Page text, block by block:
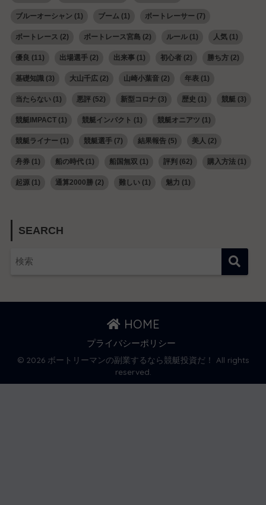
ブルーオーシャン (1) ブーム(1) ボートレーサー (7)
ボートレース (2) ボートレース宮島 (2) ルール(1) 人気(1)
優良 (11) 出場選手(2) 出来事(1) 初心者(2) 勝ち方(2)
基礎知識(3) 大山千広(2) 山崎小葉音(2) 年表(1)
当たらない(1) 悪評(52) 新型コロナ(3) 歴史 (1) 競艇 (3)
競艇IMPACT(1) 競艇インパクト (1) 競艇オニアツ (1)
競艇ライナー (1) 競艇選手(7) 結果報告(5) 美人 (2)
舟券(1) 船の時代(1) 船国無双 (1) 評判 (62) 購入方法(1)
起源(1) 通算2000勝(2) 難しい(1) 魅力 (1)
SEARCH
HOME
プライバシーポリシー
© 2026 ボートリーマンの副業するなら競艇投資だ！ All rights
reserved.